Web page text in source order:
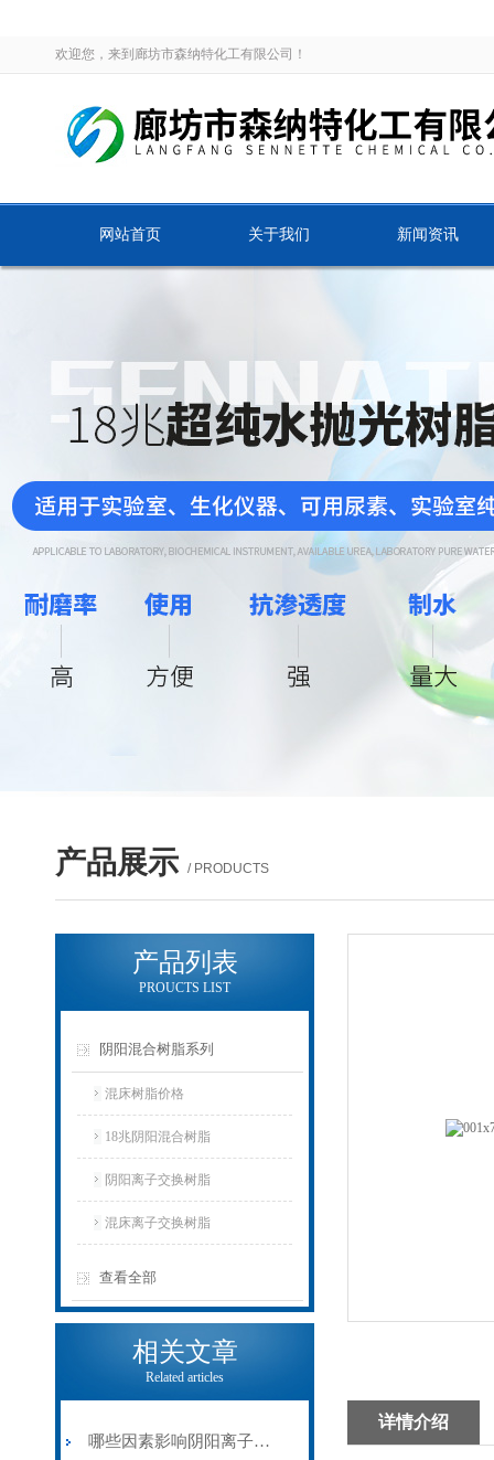
欢迎您，来到廊坊市森纳特化工有限公司！
网站首页 关于我们 新闻资讯
产品展示 / PRODUCTS
产品列表
PROUCTS LIST
阴阳混合树脂系列
混床树脂价格
18兆阴阳混合树脂
阴阳离子交换树脂
混床离子交换树脂
查看全部
相关文章
Related articles
哪些因素影响阴阳离子交换树脂的性能？
详情介绍